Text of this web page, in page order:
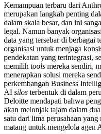
Kemampuan terbaru dari
merupakan langkah penting
dalam skala besar, dan ini
legal. Namun banyak
data yang tersebar di
organisasi untuk menjaga
pendekatan yang terintegrasi,
memilih tools mereka sendiri,
menerapkan solusi mereka
perkembangan Business
AI silos terbentuk di dalam
Deloitte mendapati bahwa
akan melonjak tajam dalam
satu dari lima perusahaan
matang untuk mengelola agen